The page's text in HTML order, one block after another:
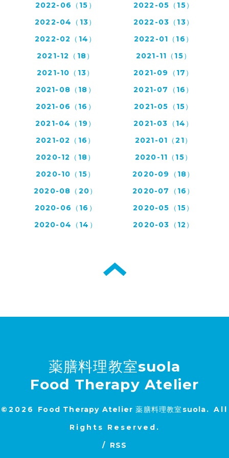
2022-06（15）
2022-05（15）
2022-04（13）
2022-03（13）
2022-02（14）
2022-01（16）
2021-12（18）
2021-11（15）
2021-10（13）
2021-09（17）
2021-08（18）
2021-07（16）
2021-06（16）
2021-05（15）
2021-04（19）
2021-03（14）
2021-02（16）
2021-01（21）
2020-12（18）
2020-11（15）
2020-10（15）
2020-09（18）
2020-08（20）
2020-07（16）
2020-06（16）
2020-05（15）
2020-04（14）
2020-03（12）
薬膳料理教室suola
Food Therapy Atelier
©2026 Food Therapy Atelier 薬膳料理教室suola. All
Rights Reserved.
/ RSS